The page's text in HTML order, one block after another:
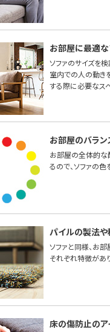
お部屋に最適
ソファのサイズを
室内での人の動き
する際に必要なス
お部屋のバラ
お部屋の全体的な
るので、ソファの
パイルの製法
ソファと同様、お
それぞれ特徴があ
床の傷防止のア